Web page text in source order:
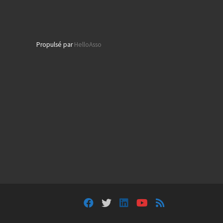
Propulsé parHelloAsso